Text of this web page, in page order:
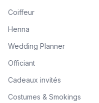
Coiffeur
Henna
Wedding Planner
Officiant
Cadeaux invités
Costumes & Smokings